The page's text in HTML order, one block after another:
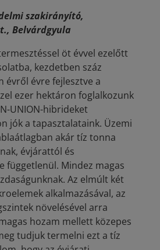
szakirányító,
Belvárdgyula
öt évvel ezelőtt
kezdetben száz
évről évre fejlesztve a
ezer hektáron foglalkozunk
UNION-hibrideket
jók a tapasztalataink. Üzemi
akár tíz tonna
évjárattól és
függetlenül. Mindez magas
Az elmúlt két
alkalmazásával, az
növelésével arra
hozam mellett közepes
tudjuk termelni ezt a tíz